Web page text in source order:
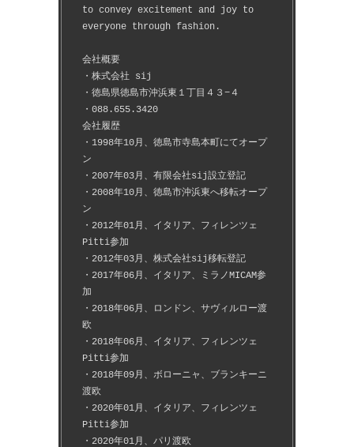
to convey excitement and joy to
everyone through fashion.
会社概要
・株式会社 sij
・徳島県徳島市沖浜東１丁目４３−４
・088.655.3420
会社履歴
・1998年10月、徳島市寺島本町にてオープ
ン
・2007年03月、有限会社sij設立登記
・2008年10月、徳島市沖浜東へ移転オープ
ン
・2012年01月、イタリア、フィレンツェ
Pitti参加
・2012年03月、株式会社sij移転登記
・2017年06月、イタリア、ミラノMICAM参
加
・2018年06月、ロンドン、サヴィルロー渡
欧
・2018年06月、イタリア、フィレンツェ
Pitti参加
・2018年09月、ボローニャ、ブランキーニ
渡欧
・2020年01月、イタリア、フィレンツェ
Pitti参加
・2020年01月、パリ渡欧